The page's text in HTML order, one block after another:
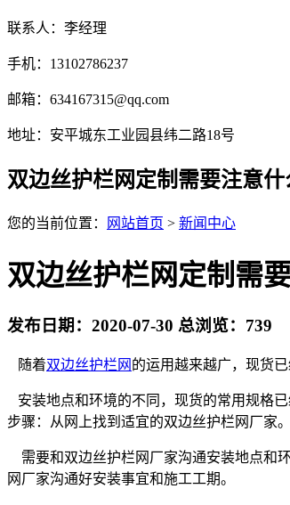
联系人：李经理
手机：13102786237
邮箱：634167315@qq.com
地址：安平城东工业园县纬二路18号
双边丝护栏网定制需要注意什
您的当前位置： 网站首页 > 新闻中心
双边丝护栏网定制需
发布日期：2020-07-30 总浏览： 739
随着双边丝护栏网 的运用越来越广，现货
安装地点和环境的不同，现货的常用规格
步骤：从网上找到适宜的双边丝护栏网厂家。
需要和双边丝护栏网厂家沟通安装地点和
网厂家沟通好安装事宜和施工工期。